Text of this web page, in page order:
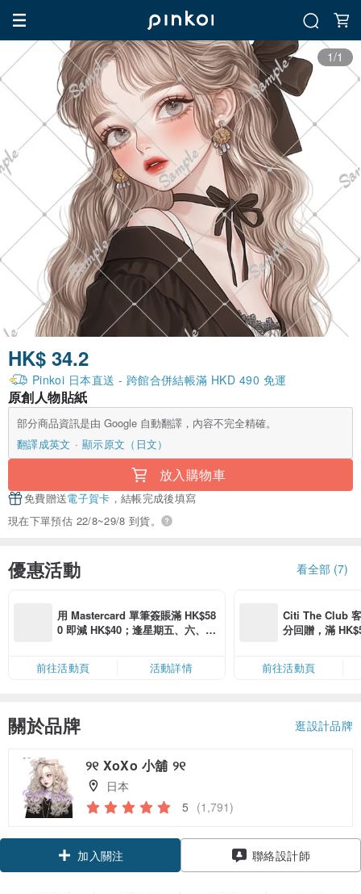
1/1
HK$ 34.2
Pinkoi 日本直送 - 跨館合併結帳滿 HKD 490 免運
原創人物貼紙
部分商品資訊是由 Google 自動翻譯，內容不完全精確。
翻譯成英文
顯示原文（日文）
放入購物車
免費贈送電子賀卡 ，結帳完成後填寫
現在下單預估 22/8~29/8 到貨。
優惠活動 看全部 (7)
用 Mastercard 單筆簽賬滿 HK$58
0 即減 HK$40；逢星期五、六、日
卡」結帳）
前往活動頁 活動詳情
Citi The Club
分回贈，滿
前往活動頁
關於品牌 逛設計品牌
୨୧ XoXo 小舖 ୨୧
日本
5 (1,791)
加入關注 聯絡設計師